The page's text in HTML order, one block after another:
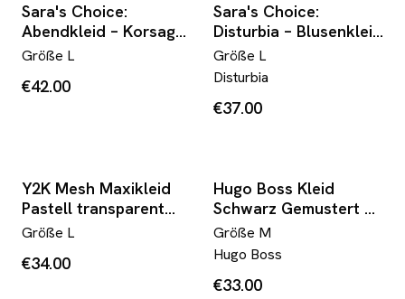
Sara's Choice:
Abendkleid – Korsage
Träger MaxiKleid
schwarz | Gr L 40 42 |
Größe L
€42.00
Sara's Choice:
Disturbia – Blusenkleid
Kleid Viskose
Baumwolle Kupfer
Alternative
Größe L
Disturbia
€37.00
Y2K Mesh Maxikleid
Pastell transparent
langarm drapiert
Gr. M L 40 42
Größe L
€34.00
Hugo Boss Kleid
Schwarz Gemustert Gr
M 38 40 Sommerkleid
Bindegürtel
Schalkragen Midi
Elegant Minimal
Größe M
Hugo Boss
€33.00